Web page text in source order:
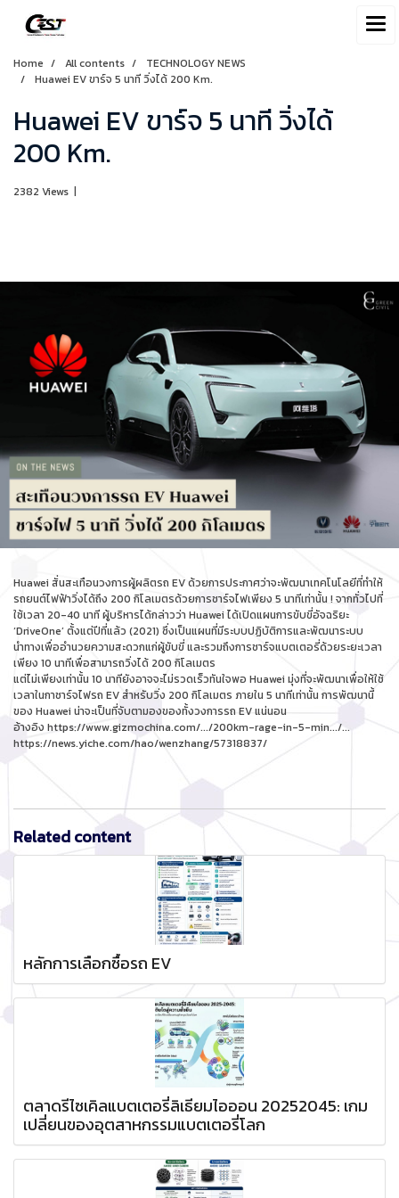
Home All contents
TECHNOLOGY NEWS
Huawei EV ขาร์จ 5 นาที วิ่งได้ 200 Km.
Huawei EV ขาร์จ 5 นาที วิ่งได้
200 Km.
2382 Views |
Huawei สั่นสะเทือนวงการผู้ผลิตรถ EV ด้วยการประกาศว่าจะพัฒนาเทคโนโลยีที่ทำให้
รถยนต์ไฟฟ้าวิ่งได้ถึง 200 กิโลเมตรด้วยการชาร์จไฟเพียง 5 นาทีเท่านั้น ! จากทั่วไปที่
ใช้เวลา 20-40 นาที ผู้บริหารได้กล่าวว่า Huawei ได้เปิดแผนการขับขี่อัจฉริยะ
‘DriveOne’ ตั้งแต่ปีที่แล้ว (2021) ซึ่งเป็นแผนที่มีระบบปฏิบัติการและพัฒนาระบบ
นำทางเพื่ออำนวยความสะดวกแก่ผู้ขับขี่ และรวมถึงการชาร์จแบตเตอรี่ด้วยระยะเวลา
เพียง 10 นาทีเพื่อสามารถวิ่งได้ 200 กิโลเมตร
แต่ไม่เพียงเท่านั้น 10 นาทียังอาจจะไม่รวดเร็วทันใจพอ Huawei มุ่งที่จะพัฒนาเพื่อให้ใช้
เวลาในกาชาร์จไฟรถ EV สำหรับวิ่ง 200 กิโลเมตร ภายใน 5 นาทีเท่านั้น การพัฒนานี้
ของ Huawei น่าจะเป็นที่จับตามองของทั้งวงการรถ EV แน่นอน
อ้างอิง https://www.gizmochina.com/.../200km-rage-in-5-min.../...
https://news.yiche.com/hao/wenzhang/57318837/
Related content
หลักการเลือกซื้อรถ EV
ตลาดรีไซเคิลแบตเตอรี่ลิเธียมไอออน 20252045: เกม
เปลี่ยนของอุตสาหกรรมแบตเตอรี่โลก